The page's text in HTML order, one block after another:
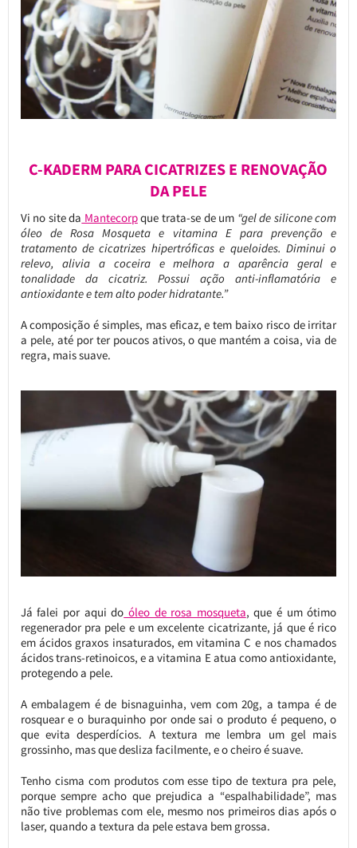
C-KADERM PARA CICATRIZES E RENOVAÇÃO
DA PELE
Vi no site da Mantecorpque trata-se de um “gel de silicone com
óleo de Rosa Mosqueta e vitamina E para prevenção e
tratamento de cicatrizes hipertróficas e queloides. Diminui o
relevo, alivia a coceira e melhora a aparência geral e
tonalidade da cicatriz. Possui ação anti-inflamatória e
antioxidante e tem alto poder hidratante.”
A composição é simples, mas eficaz, e tem baixo risco de irritar
a pele, até por ter poucos ativos, o que mantém a coisa, via de
regra, mais suave.
Já falei por aqui do óleo de rosa mosqueta, que é um ótimo
regenerador pra pele e um excelente cicatrizante, já que é rico
em ácidos graxos insaturados, em vitamina C e nos chamados
ácidos trans-retinoicos, e a vitamina E atua como antioxidante,
protegendo a pele.
A embalagem é de bisnaguinha, vem com 20g, a tampa é de
rosquear e o buraquinho por onde sai o produto é pequeno, o
que evita desperdícios. A textura me lembra um gel mais
grossinho, mas que desliza facilmente, e o cheiro é suave.
Tenho cisma com produtos com esse tipo de textura pra pele,
porque sempre acho que prejudica a “espalhabilidade”, mas
não tive problemas com ele, mesmo nos primeiros dias após o
laser, quando a textura da pele estava bem grossa.